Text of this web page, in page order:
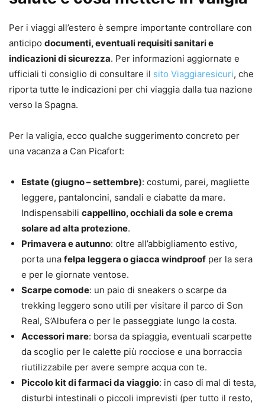
Per i viaggi all’estero è sempre importante controllare con
anticipo documenti, eventuali requisiti sanitari e
indicazioni di sicurezza. Per informazioni aggiornate e
ufficiali ti consiglio di consultare il sito Viaggiaresicuri, che
riporta tutte le indicazioni per chi viaggia dalla tua nazione
verso la Spagna.
Per la valigia, ecco qualche suggerimento concreto per
una vacanza a Can Picafort:
Estate (giugno – settembre): costumi, parei, magliette
leggere, pantaloncini, sandali e ciabatte da mare.
Indispensabili cappellino, occhiali da sole e crema
solare ad alta protezione.
Primavera e autunno: oltre all’abbigliamento estivo,
porta una felpa leggera o giacca windproof per la sera
e per le giornate ventose.
Scarpe comode: un paio di sneakers o scarpe da
trekking leggero sono utili per visitare il parco di Son
Real, S’Albufera o per le passeggiate lungo la costa.
Accessori mare: borsa da spiaggia, eventuali scarpette
da scoglio per le calette più rocciose e una borraccia
riutilizzabile per avere sempre acqua con te.
Piccolo kit di farmaci da viaggio: in caso di mal di testa,
disturbi intestinali o piccoli imprevisti (per tutto il resto,